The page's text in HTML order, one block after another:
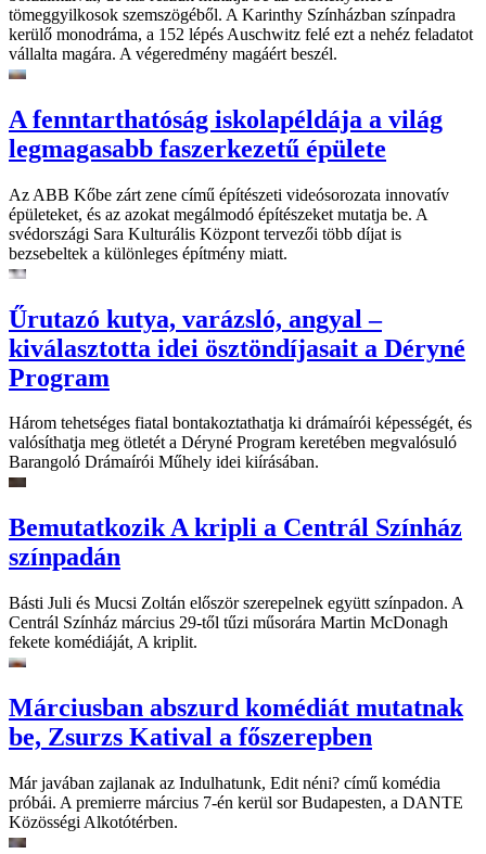
tömeggyilkosok szemszögéből. A Karinthy Színházban színpadra
kerülő monodráma, a 152 lépés Auschwitz felé ezt a nehéz feladatot
vállalta magára. A végeredmény magáért beszél.
A fenntarthatóság iskolapéldája a világ
legmagasabb faszerkezetű épülete
Az ABB Kőbe zárt zene című építészeti videósorozata innovatív
épületeket, és az azokat megálmodó építészeket mutatja be. A
svédországi Sara Kulturális Központ tervezői több díjat is
bezsebeltek a különleges építmény miatt.
Űrutazó kutya, varázsló, angyal –
kiválasztotta idei ösztöndíjasait a Déryné
Program
Három tehetséges fiatal bontakoztathatja ki drámaírói képességét, és
valósíthatja meg ötletét a Déryné Program keretében megvalósuló
Barangoló Drámaírói Műhely idei kiírásában.
Bemutatkozik A kripli a Centrál Színház
színpadán
Básti Juli és Mucsi Zoltán először szerepelnek együtt színpadon. A
Centrál Színház március 29-től tűzi műsorára Martin McDonagh
fekete komédiáját, A kriplit.
Márciusban abszurd komédiát mutatnak
be, Zsurzs Katival a főszerepben
Már javában zajlanak az Indulhatunk, Edit néni? című komédia
próbái. A premierre március 7-én kerül sor Budapesten, a DANTE
Közösségi Alkotótérben.